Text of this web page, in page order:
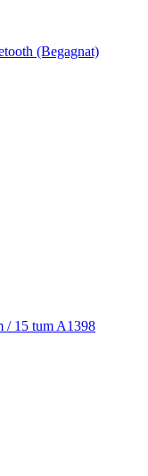
(Begagnat)
/ 15 tum A1398